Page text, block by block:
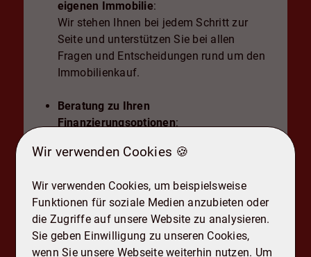
eigenen Immobilie:
Wir stehen Ihnen bei jedem Schritt zur
Seite und unterstützen Sie bei allen
Fragen und Entscheidungen rund um den
Immobilienkauf.
Beratung zu Ihren
Finanzierungsoptionen:
finanzielle Situation und zeigen Ihnen
auf, die zu Ihren Bedürfnissen passen.
Bitte füllen Sie das Formular aus:
Nehmen Sie sich einen Moment Zeit, um
Wir verwenden Cookies 🍪
Wir verwenden Cookies, um beispielsweise
Funktionen für soziale Medien anzubieten oder
die Zugriffe auf unsere Website zu analysieren.
Sie geben Einwilligung zu unseren Cookies,
wenn Sie unsere Webseite weiterhin nutzen. Um